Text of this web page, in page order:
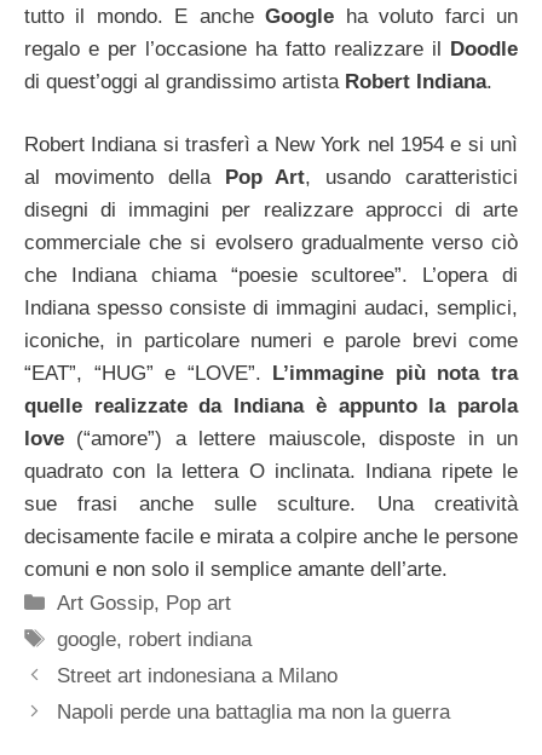
tutto il mondo. E ancheGoogle ha voluto farci un
regalo e per l’occasione ha fatto realizzare il Doodle
di quest’oggi al grandissimo artista Robert Indiana.
Robert Indiana si trasferì a New York nel 1954 e si unì
al movimento della Pop Art, usando caratteristici
disegni di immagini per realizzare approcci di arte
commerciale che si evolsero gradualmente verso ciò
che Indiana chiama “poesie scultoree”. L’opera di
Indiana spesso consiste di immagini audaci, semplici,
iconiche, in particolare numeri e parole brevi come
“EAT”, “HUG” e “LOVE”. L’immagine più nota tra
quelle realizzate da Indiana è appunto la parola
love (“amore”) a lettere maiuscole, disposte in un
quadrato con la lettera O inclinata. Indiana ripete le
sue frasi anche sulle sculture. Una creatività
decisamente facile e mirata a colpire anche le persone
comuni e non solo il semplice amante dell’arte.
Categorie
Art Gossip, Pop art
Tag
google, robert indiana
Street art indonesiana a Milano
Napoli perde una battaglia ma non la guerra